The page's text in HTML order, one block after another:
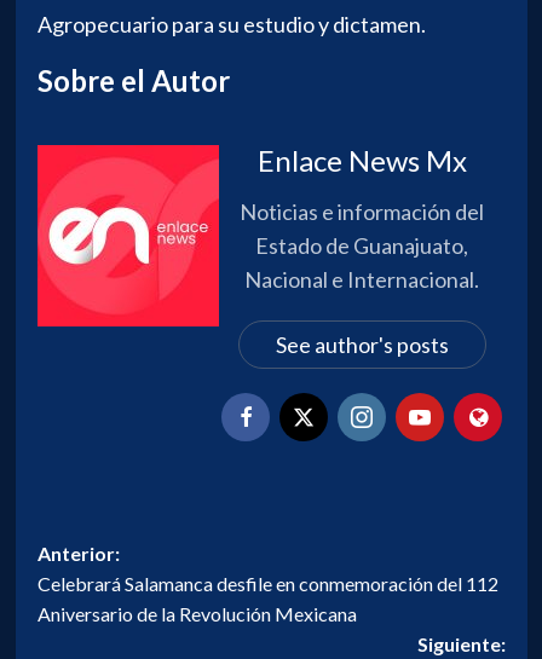
Agropecuario para su estudio y dictamen.
Sobre el Autor
Enlace News Mx
Noticias e información del
Estado de Guanajuato,
Nacional e Internacional.
See author's posts
Navegación
de
entradas
Anterior:
Celebrará Salamanca desfile en conmemoración del 112
Aniversario de la Revolución Mexicana
Siguiente: